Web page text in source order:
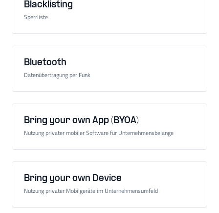
Blacklisting
Sperrliste
Bluetooth
Datenübertragung per Funk
Bring your own App (BYOA)
Nutzung privater mobiler Software für Unternehmensbelange
Bring your own Device
Nutzung privater Mobilgeräte im Unternehmensumfeld